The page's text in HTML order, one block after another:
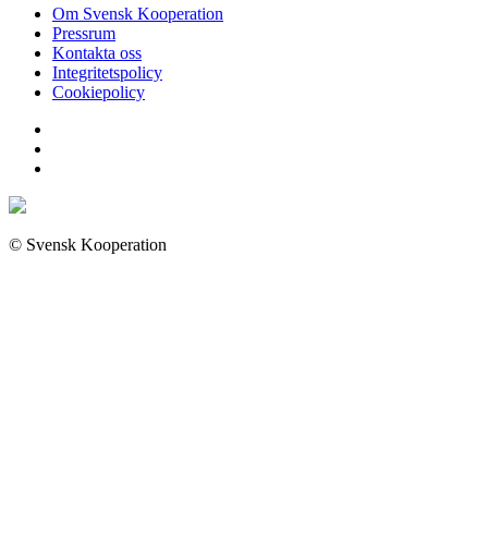
Om Svensk Kooperation
Pressrum
Kontakta oss
Integritetspolicy
Cookiepolicy
© Svensk Kooperation